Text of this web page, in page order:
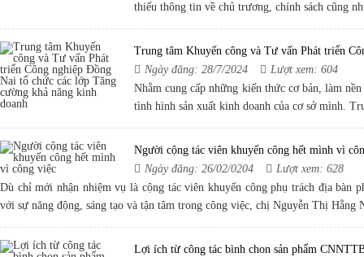
thiếu thông tin về chủ trương, chính sách cũng
Trung tâm Khuyến công và Tư vấn Phát triển
Ngày đăng: 28/7/2024
Lượt xem: 604
Nhằm cung cấp những kiến thức cơ bản, làm
tình hình sản xuất kinh doanh của cơ sở mình.
Người cộng tác viên khuyến công hết mình vì
Ngày đăng: 26/02/0204
Lượt xem: 628
Dù chỉ mới nhận nhiệm vụ là cộng tác viên khuyến công phụ trách địa
với sự năng động, sáng tạo và tận tâm trong công việc, chị Nguyễn Thị Hằng
Lợi ích từ công tác bình chon sản phẩm